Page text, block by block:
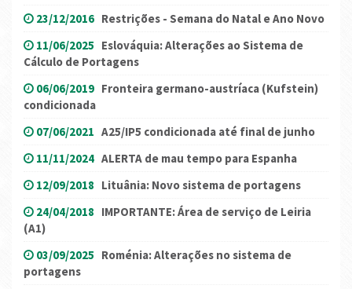
23/12/2016 Restrições - Semana do Natal e Ano Novo
11/06/2025 Eslováquia: Alterações ao Sistema de
Cálculo de Portagens
06/06/2019 Fronteira germano-austríaca (Kufstein)
condicionada
07/06/2021 A25/IP5 condicionada até final de junho
11/11/2024 ALERTA de mau tempo para Espanha
12/09/2018 Lituânia: Novo sistema de portagens
24/04/2018 IMPORTANTE: Área de serviço de Leiria
(A1)
03/09/2025 Roménia: Alterações no sistema de
portagens